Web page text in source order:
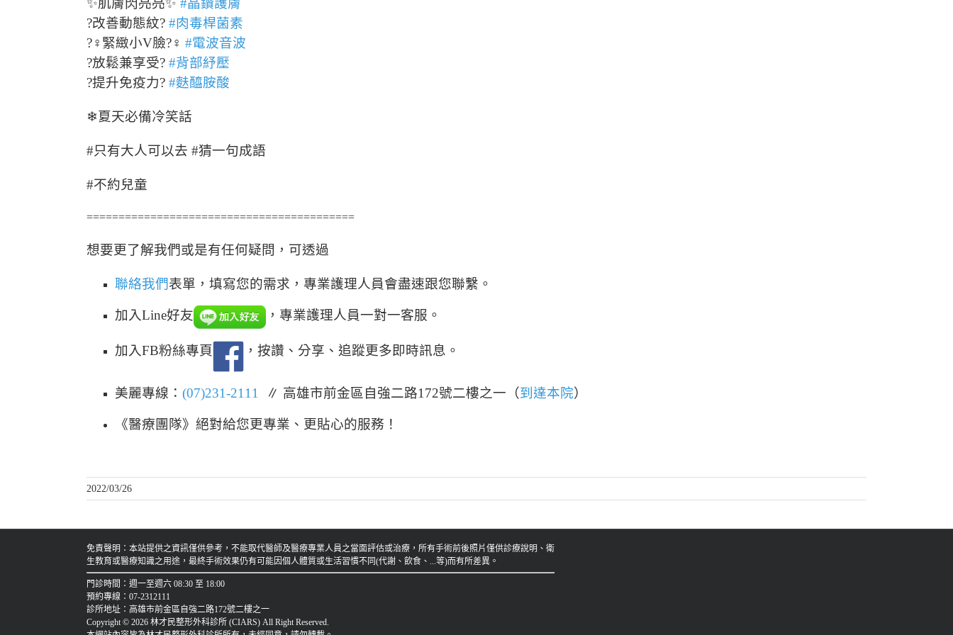
?改善動態紋? #肉毒桿菌素
?‍♀️緊緻小V臉?‍♀️ #電波音波
?放鬆兼享受? #背部紓壓
?提升免疫力? #麩醯胺酸
❄夏天必備冷笑話
#只有大人可以去 #猜一句成語
#不約兒童
==========================================
想要更了解我們或是有任何疑問，可透過
聯絡我們表單，填寫您的需求，專業護理人員會盡速跟您聯繫。
加入Line好友 ，專業護理人員一對一客服。
加入FB粉絲專頁 ，按讚、分享、追蹤更多即時訊息。
美麗專線： (07)231-2111 ∥ 高雄市前金區自強二路172號二樓之一（到達本院）
《醫療團隊》絕對給您更專業、更貼心的服務！
2022/03/26
免責聲明：本站提供之資訊僅供參考，不能取代醫師及醫療專業人員之當面評估或治療，所有手術前後照片僅供診療說明、衛
生教育或醫療知識之用途，最終手術效果仍有可能因個人體質或生活習慣不同(代謝、飲食、...等)而有所差異。
門診時間：週一至週六 08:30 至 18:00
預約專線：07-2312111
診所地址：高雄市前金區自強二路172號二樓之一
Copyright © 2026 林才民整形外科診所 (CIARS) All Right Reserved.